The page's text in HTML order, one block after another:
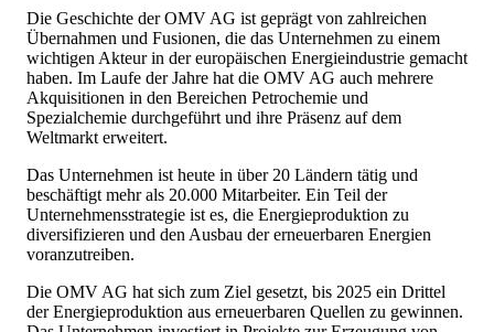
Die Geschichte der OMV AG ist geprägt von zahlreichen
Übernahmen und Fusionen, die das Unternehmen zu einem
wichtigen Akteur in der europäischen Energieindustrie gemacht
haben. Im Laufe der Jahre hat die OMV AG auch mehrere
Akquisitionen in den Bereichen Petrochemie und
Spezialchemie durchgeführt und ihre Präsenz auf dem
Weltmarkt erweitert.
Das Unternehmen ist heute in über 20 Ländern tätig und
beschäftigt mehr als 20.000 Mitarbeiter. Ein Teil der
Unternehmensstrategie ist es, die Energieproduktion zu
diversifizieren und den Ausbau der erneuerbaren Energien
voranzutreiben.
Die OMV AG hat sich zum Ziel gesetzt, bis 2025 ein Drittel
der Energieproduktion aus erneuerbaren Quellen zu gewinnen.